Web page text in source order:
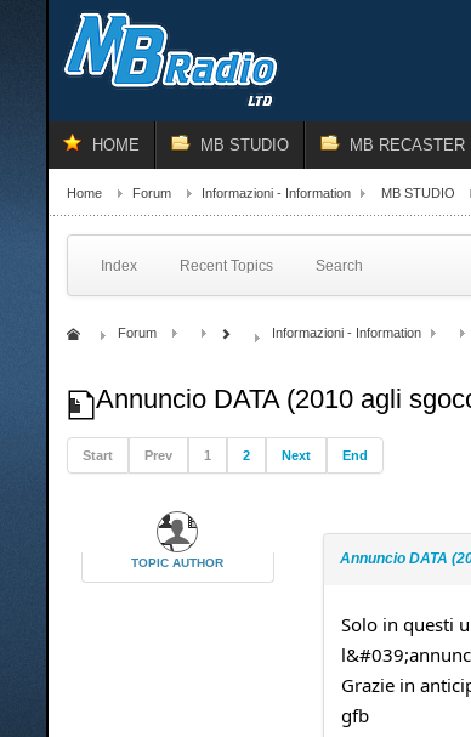
HOME MB STUDIO MB RECASTER
Home Forum Informazioni - Information MB STUDIO
Index Recent Topics Search
Forum Informazioni - Information
Annuncio DATA (2010 agli
Start Prev 1 2 Next End
TOPIC AUTHOR Annuncio DATA
Solo in questi
Grazie in
gfb